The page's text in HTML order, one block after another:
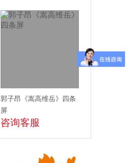
郭子昂《嵩高维岳》四条
屏
咨询客服